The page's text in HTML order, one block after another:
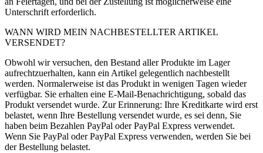
Unterschrift erforderlich.
WANN WIRD MEIN NACHBESTELLTER ARTIKEL
VERSENDET?
Obwohl wir versuchen, den Bestand aller Produkte im Lager
aufrechtzuerhalten, kann ein Artikel gelegentlich nachbestellt
werden. Normalerweise ist das Produkt in wenigen Tagen wieder
verfügbar. Sie erhalten eine E-Mail-Benachrichtigung, sobald das
Produkt versendet wurde. Zur Erinnerung: Ihre Kreditkarte wird erst
belastet, wenn Ihre Bestellung versendet wurde, es sei denn, Sie
haben beim Bezahlen PayPal oder PayPal Express verwendet.
Wenn Sie PayPal oder PayPal Express verwenden, werden Sie bei
der Bestellung belastet.